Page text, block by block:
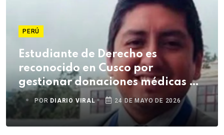
PERÚ
Estudiante de Derecho es
reconocido en Cusco por
gestionar donaciones médicas de
Estados Unidos
POR DIARIO VIRAL 24 DE MAYO DE 2026